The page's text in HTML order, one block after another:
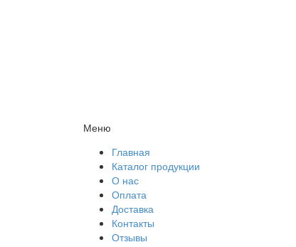
Меню
Главная
Каталог продукции
О нас
Оплата
Доставка
Контакты
Отзывы